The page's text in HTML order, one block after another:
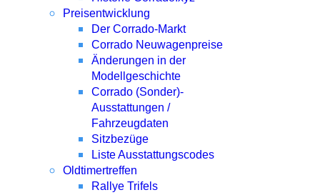
Preisentwicklung
Der Corrado-Markt
Corrado Neuwagenpreise
Änderungen in der
Modellgeschichte
Corrado (Sonder)-
Ausstattungen /
Fahrzeugdaten
Sitzbezüge
Liste Ausstattungscodes
Oldtimertreffen
Rallye Trifels